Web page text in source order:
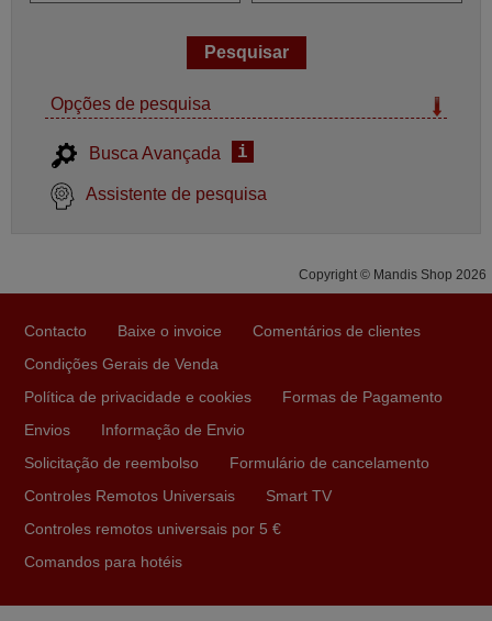
Opções de pesquisa
Busca Avançada i
Assistente de pesquisa
Copyright © Mandis Shop 2026
Contacto Baixe o invoice
Comentários de clientes
Condições Gerais de Venda
Política de privacidade e cookies
Formas de Pagamento
Envios
Informação de Envio
Solicitação de reembolso
Formulário de cancelamento
Controles Remotos Universais
Smart TV
Controles remotos universais por 5 €
Comandos para hotéis